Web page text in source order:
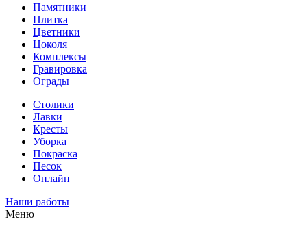
Памятники
Плитка
Цветники
Цоколя
Комплексы
Гравировка
Ограды
Столики
Лавки
Кресты
Уборка
Покраска
Песок
Онлайн
Наши работы
Меню